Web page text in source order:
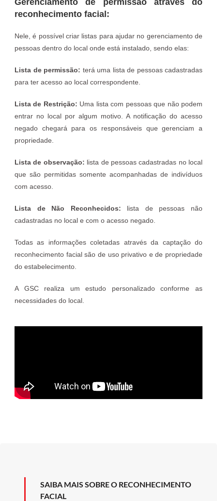
reconhecimento facial:
Nele, é possível criar listas para ajudar no gerenciamento de
pessoas dentro do local onde está instalado, sendo elas:
Lista de permissão: terá uma lista de pessoas cadastradas
para ter acesso ao local correspondente.
Lista de Restrição: Uma lista com pessoas que não podem
entrar no local por algum motivo. A notificação do acesso
negado chegará para os responsáveis que gerenciam a
propriedade.
Lista de observação: lista de pessoas cadastradas no local
que são permitidas somente acompanhadas de indivíduos
com acesso.
Lista de Não Reconhecidos: lista de pessoas não
cadastradas no local e com o acesso negado.
Todas as informações coletadas através da captação do
reconhecimento facial são de uso privativo e de propriedade
do estabelecimento.
A GSC realiza um estudo personalizado conforme as
necessidades do local.
SAIBA MAIS SOBRE O RECONHECIMENTO
FACIAL